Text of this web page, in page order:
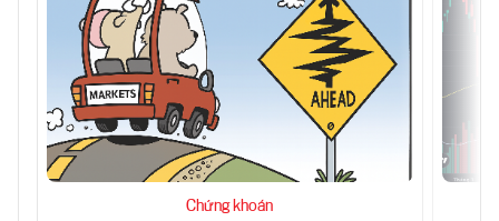
Chứng khoán